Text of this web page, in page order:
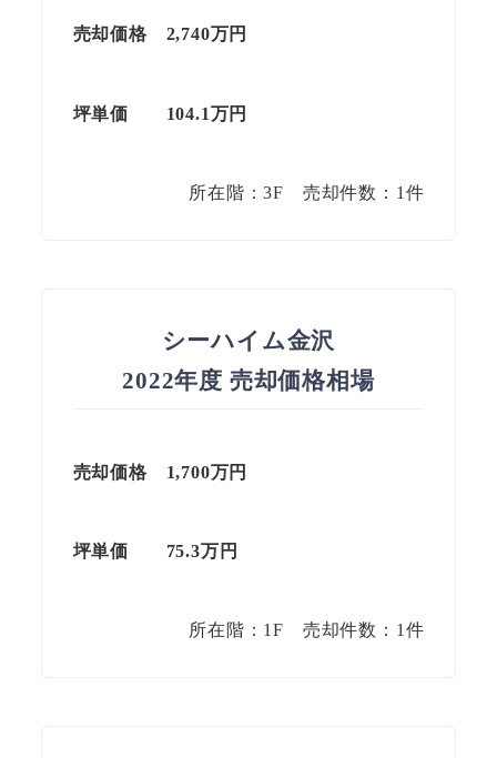
売却価格 2,740万円
坪単価 104.1万円
所在階：3F 売却件数：1件
シーハイム金沢
2022年度 売却価格相場
売却価格 1,700万円
坪単価 75.3万円
所在階：1F 売却件数：1件